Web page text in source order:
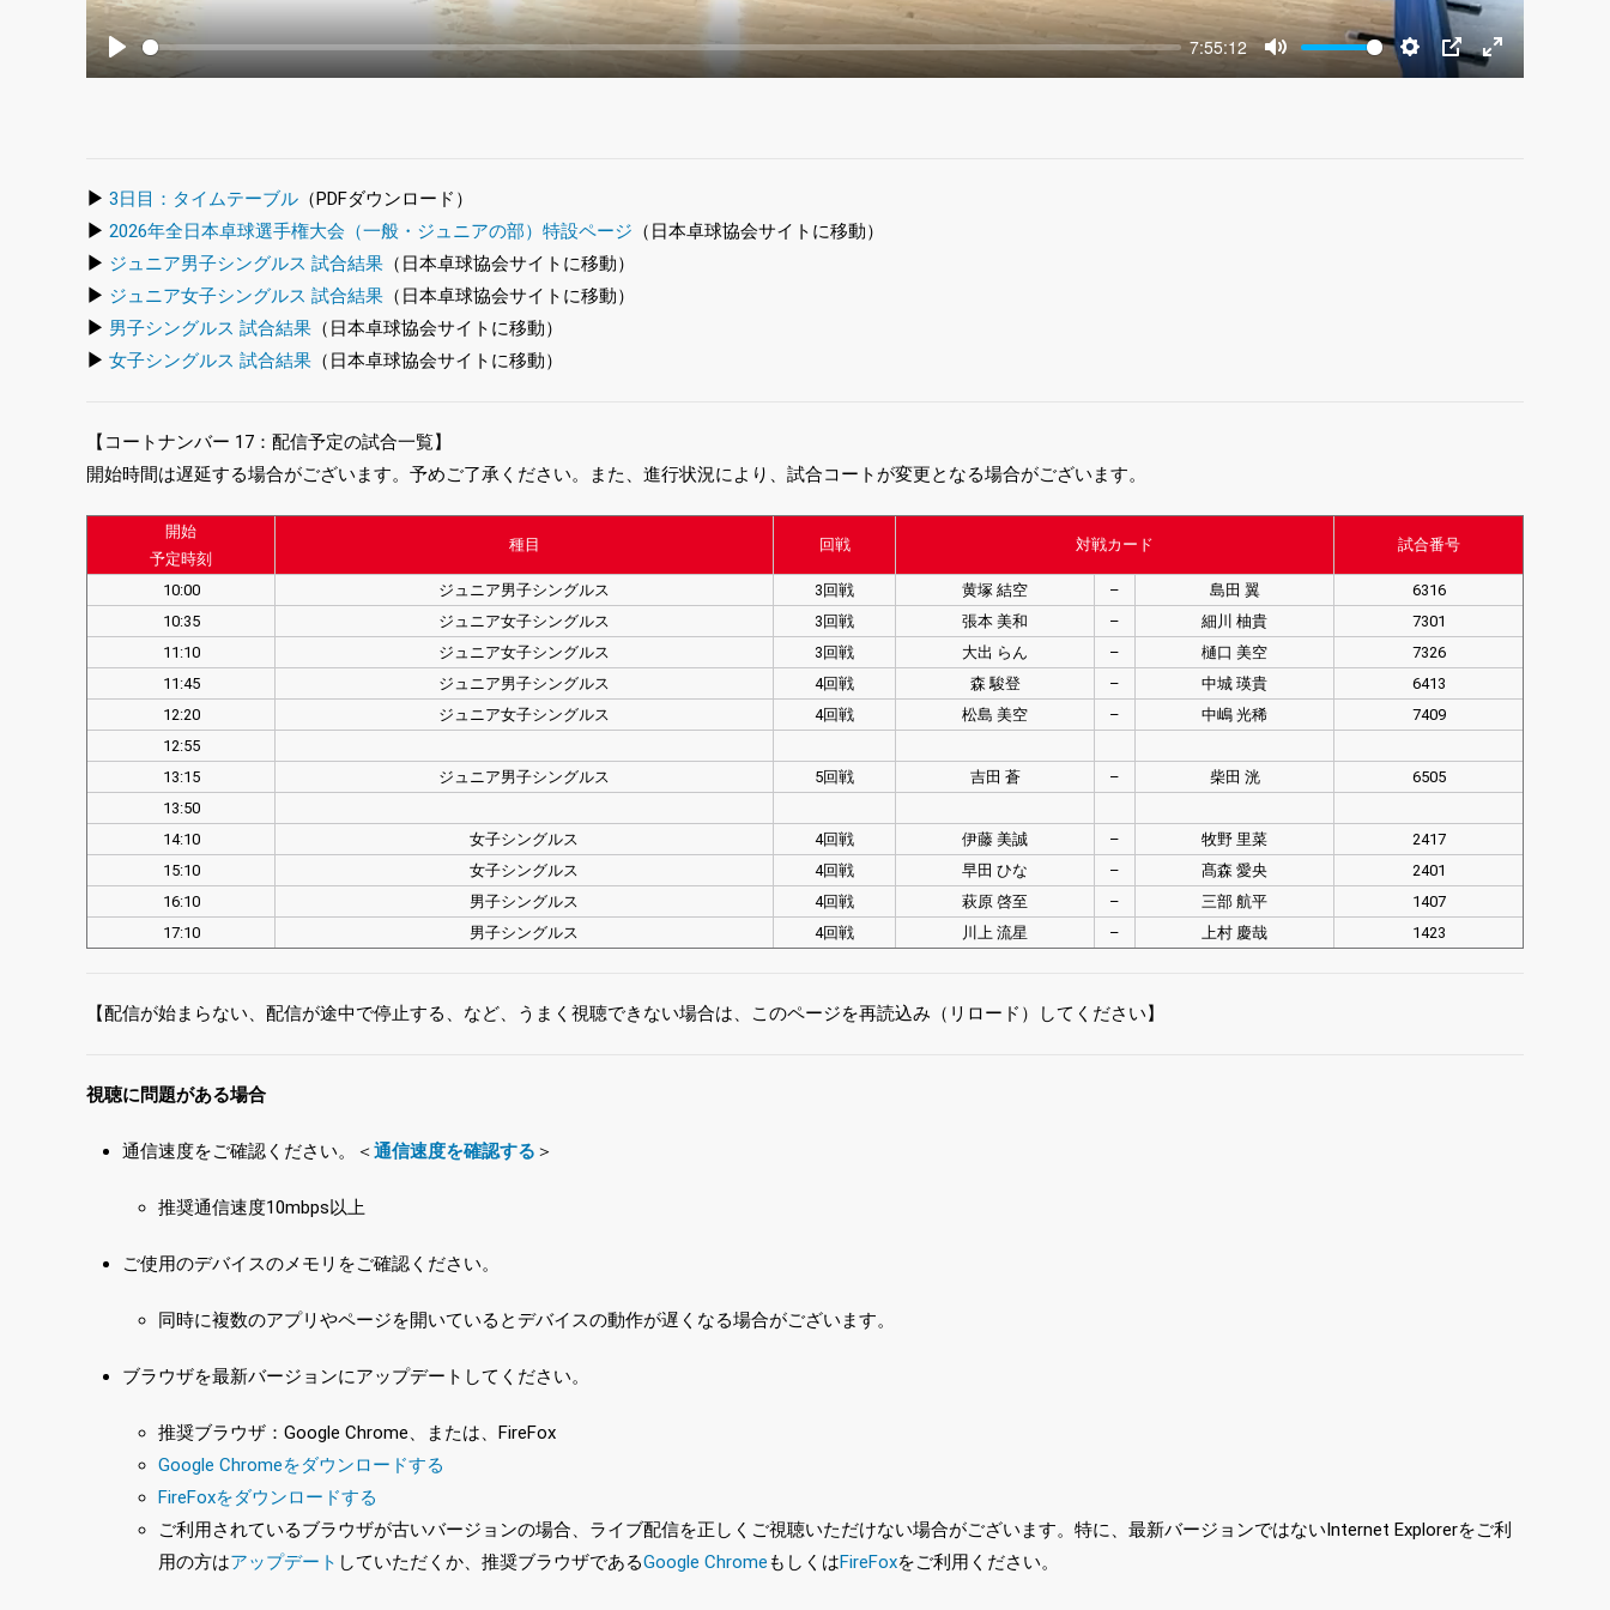
Play
7:55:12
Mute Settings
PIP Enter
▶ 3日目：タイムテーブル （PDFダウンロード）
▶ 2026年全日本卓球選手権大会（一般・ジュニアの部）特設ページ （日本卓球協会サイトに移動）
▶ ジュニア男子シングルス 試合結果 （日本卓球協会サイトに移動）
▶ ジュニア女子シングルス 試合結果 （日本卓球協会サイトに移動）
▶ 男子シングルス 試合結果 （日本卓球協会サイトに移動）
▶ 女子シングルス 試合結果 （日本卓球協会サイトに移動）
【コートナンバー 17：配信予定の試合一覧】
開始時間は遅延する場合がございます。予めご了承ください。また、進行状況により、試合コートが変更となる場合がございます。
開始
予定時刻
種目 回戦 対戦カード 試合番号
10:00 ジュニア男子シングルス 3回戦 黄塚 結空 – 島田 翼
6316
10:35
ジュニア女子シングルス 3回戦 張本 美和 – 細川 柚貴
7301
11:10
ジュニア女子シングルス 3回戦 大出 らん – 樋口 美空
7326
11:45
ジュニア男子シングルス 4回戦 森 駿登 – 中城 瑛貴
6413
12:20
ジュニア女子シングルス 4回戦 松島 美空 – 中嶋 光稀
7409
12:55
13:15
ジュニア男子シングルス 5回戦 吉田 蒼 – 柴田 洸
6505
13:50
14:10
女子シングルス 4回戦 伊藤 美誠 – 牧野 里菜
2417
15:10
女子シングルス 4回戦 早田 ひな – 髙森 愛央
2401
16:10
男子シングルス 4回戦 萩原 啓至 – 三部 航平
1407
17:10
男子シングルス 4回戦 川上 流星 – 上村 慶哉 1423
【配信が始まらない、配信が途中で停止する、など、うまく視聴できない場合は、このページを再読込み（リロード）してください】
視聴に問題がある場合
通信速度をご確認ください。＜通信速度を確認する ＞
推奨通信速度10mbps以上
ご使用のデバイスのメモリをご確認ください。
同時に複数のアプリやページを開いているとデバイスの動作が遅くなる場合がございます。
ブラウザを最新バージョンにアップデートしてください。
推奨ブラウザ：Google Chrome、または、FireFox
Google Chromeをダウンロードする
FireFoxをダウンロードする
ご利用されているブラウザが古いバージョンの場合、ライブ配信を正しくご視聴いただけない場合がございます。特に、最新バージョンではないInternet Explorerをご利
用の方はアップデート していただくか、推奨ブラウザであるGoogle ChromeもしくはFireFoxをご利用ください。